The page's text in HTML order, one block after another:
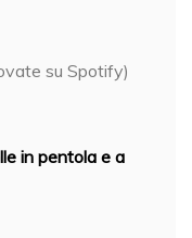
su Spotify)
in pentola e a